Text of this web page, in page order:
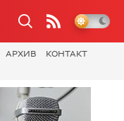
АРХИВ
КОНТАКТ